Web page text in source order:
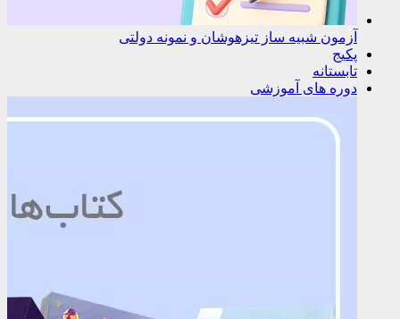
آزمون شبیه ساز تیزهوشان و نمونه دولتی
پکیج
تابستانه
دوره های آموزشی